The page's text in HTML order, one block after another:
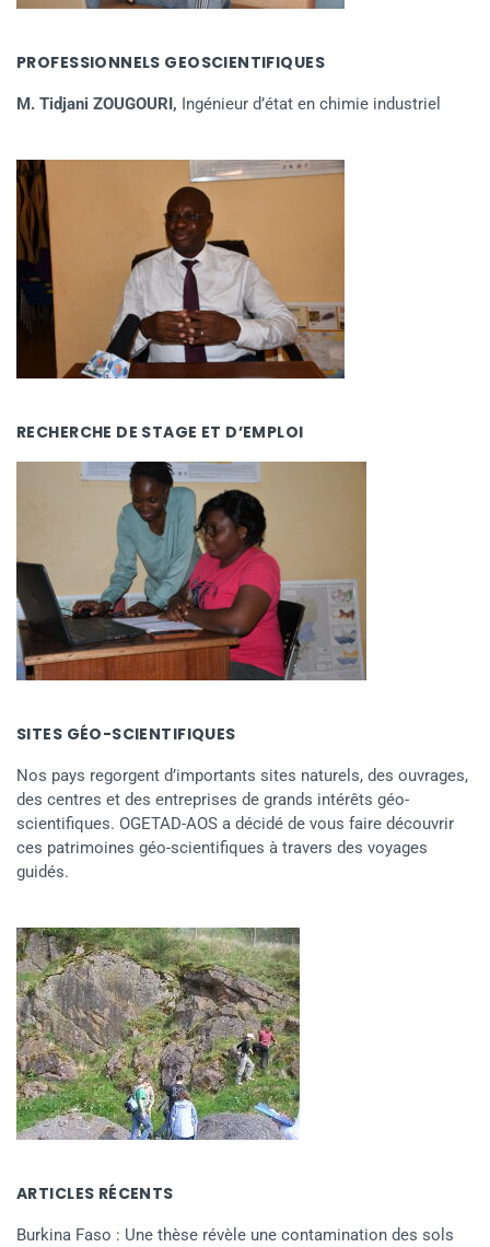
PROFESSIONNELS GEOSCIENTIFIQUES
M. Tidjani ZOUGOURI, Ingénieur d’état en chimie industriel
RECHERCHE DE STAGE ET D’EMPLOI
SITES GÉO-SCIENTIFIQUES
Nos pays regorgent d’importants sites naturels, des ouvrages,
des centres et des entreprises de grands intérêts géo-
scientifiques. OGETAD-AOS a décidé de vous faire découvrir
ces patrimoines géo-scientifiques à travers des voyages
guidés.
ARTICLES RÉCENTS
Burkina Faso : Une thèse révèle une contamination des sols